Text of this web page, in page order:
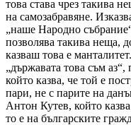
това става чрез такива
на самозабравяне.
„наше Народно
позволява такива неща,
казваш това е
„държавата това съм
който казва, че той е
пари, не с парите на
Антон Кутев, който
то е на българските